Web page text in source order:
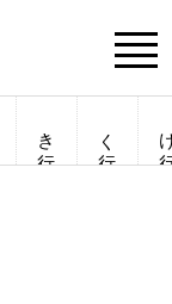
Menu
き行 く行